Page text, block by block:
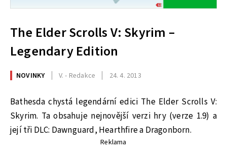
The Elder Scrolls V: Skyrim –
Legendary Edition
NOVINKY V. - Redakce 24. 4. 2013
Bathesda chystá legendární edici The Elder Scrolls V:
Skyrim. Ta obsahuje nejnovější verzi hry (verze 1.9) a
její tři DLC: Dawnguard, Hearthfire a Dragonborn.
Reklama